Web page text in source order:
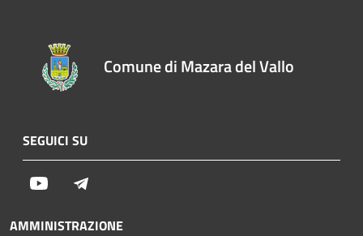
Comune di Mazara del Vallo
SEGUICI SU
Youtube
AMMINISTRAZIONE